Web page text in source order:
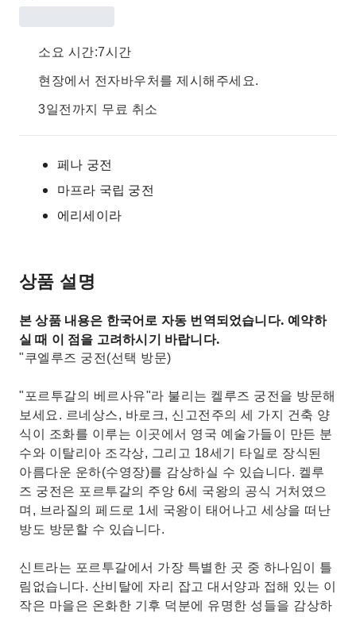
소요 시간:7시간
현장에서 전자바우처를 제시해주세요.
3일전까지 무료 취소
페나 궁전
마프라 국립 궁전
에리세이라
상품 설명
본 상품 내용은 한국어로 자동 번역되었습니다. 예약하
실 때 이 점을 고려하시기 바랍니다.
"쿠엘루즈 궁전(선택 방문)
"포르투갈의 베르사유"라 불리는 켈루즈 궁전을 방문해
보세요. 르네상스, 바로크, 신고전주의 세 가지 건축 양
식이 조화를 이루는 이곳에서 영국 예술가들이 만든 분
수와 이탈리아 조각상, 그리고 18세기 타일로 장식된
아름다운 운하(수영장)를 감상하실 수 있습니다. 켈루
즈 궁전은 포르투갈의 주앙 6세 국왕의 공식 거처였으
며, 브라질의 페드로 1세 국왕이 태어나고 세상을 떠난
방도 방문할 수 있습니다.
신트라는 포르투갈에서 가장 특별한 곳 중 하나임이 틀
림없습니다. 산비탈에 자리 잡고 대서양과 접해 있는 이
작은 마을은 온화한 기후 덕분에 유명한 성들을 감상하